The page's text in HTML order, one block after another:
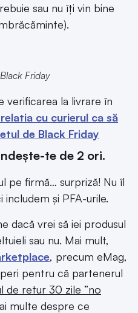
sau nu îți vin bine
Friday
verificarea la livrare în
cu curierul ca să
de Black Friday
te de 2 ori.
pe firmă… surpriză! Nu îl
includem și PFA-urile.
dacă vrei să iei produsul
sau nu. Mai mult,
, precum eMag,
pentru că partenerul
de retur 30 zile ”no
multe despre ce